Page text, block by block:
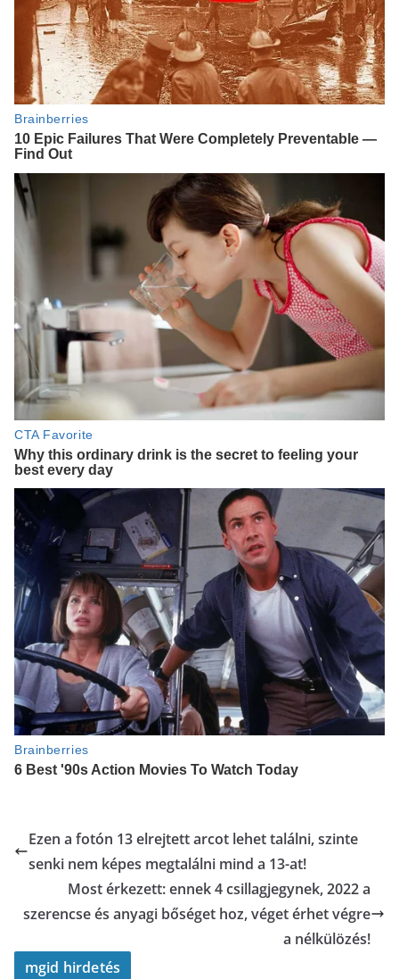
Ezen a fotón 13 elrejtett arcot lehet találni, szinte
senki nem képes megtalálni mind a 13-at!
Most érkezett: ennek 4 csillagjegynek, 2022 a
szerencse és anyagi bőséget hoz, véget érhet végre
a nélkülözés!
mgid hirdetés